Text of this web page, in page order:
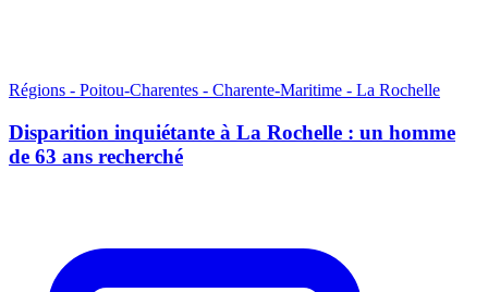
Régions - Poitou-Charentes - Charente-Maritime - La Rochelle
Disparition inquiétante à La Rochelle : un homme
de 63 ans recherché